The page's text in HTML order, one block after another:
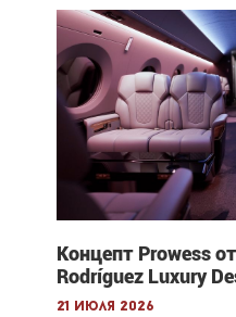
Концепт Prowess
Rodríguez Luxury
21 июля 2026